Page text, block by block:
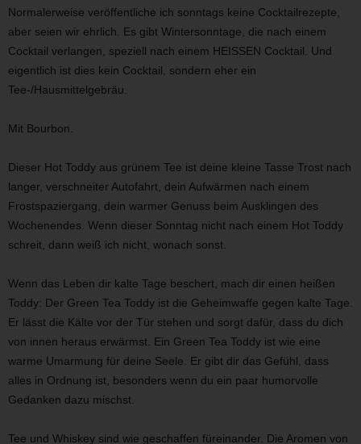
Normalerweise veröffentliche ich sonntags keine Cocktailrezepte,
aber seien wir ehrlich. Es gibt Wintersonntage, die nach einem
Cocktail verlangen, speziell nach einem HEISSEN Cocktail. Und
eigentlich ist dies kein Cocktail, sondern eher ein
Tee-/Hausmittelgebräu.
Mit Bourbon.
Dieser Hot Toddy aus grünem Tee ist deine kleine Tasse Trost nach
langer, verschneiter Autofahrt, dein Aufwärmen nach einem
Frostspaziergang, dein warmer Genuss beim Ausklingen des
Wochenendes. Wenn dieser Sonntag nicht nach einem Hot Toddy
schreit, dann weiß ich nicht, wonach sonst.
Wenn das Leben dir kalte Tage beschert, mach dir einen heißen
Toddy: Der Green Tea Toddy ist die Geheimwaffe gegen kalte Tage.
Er lässt die Kälte vor der Tür stehen und sorgt dafür, dass du dich
von innen heraus erwärmst. Ein Green Tea Toddy ist wie eine
warme Umarmung für deine Seele. Er gibt dir das Gefühl, dass
alles in Ordnung ist, besonders wenn du ein paar humorvolle
Gedanken dazu mischst.
Tee und Whiskey sind wie geschaffen füreinander. Die Aromen von